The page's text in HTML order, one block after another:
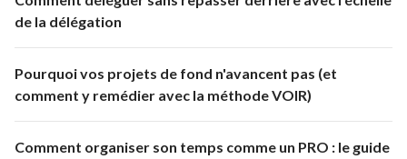
de la délégation
Pourquoi vos projets de fond n'avancent pas (et
comment y remédier avec la méthode VOIR)
Comment organiser son temps comme un PRO : le guide